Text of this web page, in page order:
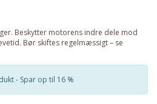
Beskytter motorens indre dele mod
Bør skiftes regelmæssigt – se
- Spar op til 16 %